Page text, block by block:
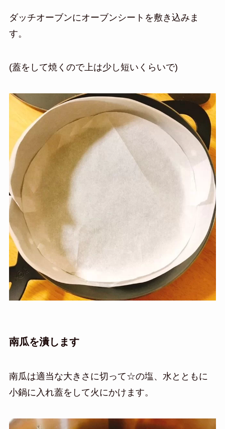
ダッチオーブンにオーブンシートを敷き込みま
す。
(蓋をして焼くので上は少し短いくらいで)
南瓜を潰します
南瓜は適当な大きさに切って☆の塩、水とともに
小鍋に入れ蓋をして火にかけます。